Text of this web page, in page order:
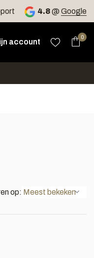
4.8@ Google
te selecteren. Druk
account
0
op: